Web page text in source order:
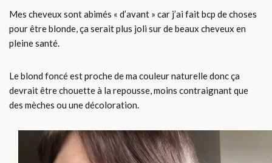
Mes cheveux sont abimés « d’avant » car j’ai fait bcp de choses
pour être blonde, ça serait plus joli sur de beaux cheveux en
pleine santé.
Le blond foncé est proche de ma couleur naturelle donc ça
devrait être chouette à la repousse, moins contraignant que
des mèches ou une décoloration.